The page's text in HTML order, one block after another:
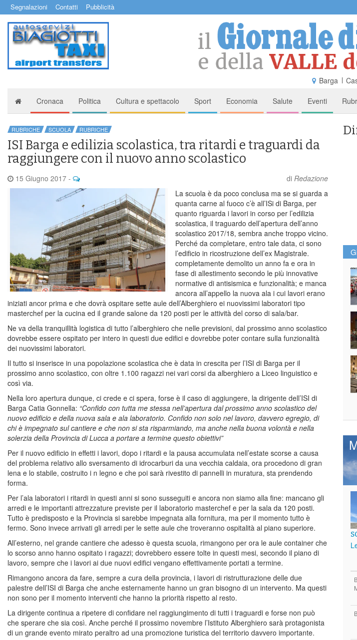
Segnalazioni Contatti Pubblicità
Barga
Cronaca Politica Cultura e spettacolo Sport Economia Salute Eventi
RUBRICHE SCUOLA RUBRICHE
ISI Barga e edilizia scolastica, tra ritardi e traguardi da
raggiungere con il nuovo anno scolastico
15 Giugno 2017 - di Redazione
La scuola è da poco conclusa ma se si guarda a
quanta carne al fuoco c’è all’ISi di Barga, per
quanto riguarda i lavori in corso per l’edilizia
scolastica, il traguardo dell’apertura dell’anno
scolastico 2017/18, sembra anche troppo vicino.
Perché da completare, entro tale data, ci sono
l’edificio in ricostruzione dell’ex Magistrale.
completamente demolito un anno fa e ora in
fase di allestimento secondo le più innovative
normative di antisismica e funzionalità; e manca
ancora all’appello la nuova ala i cui lavori erano
iniziati ancor prima e che dovrà ospitare sette aule dell’Alberghiero ei nuovissimi laboratori tipo
masterchef per la cucina ed il grande salone da 120 posti per le attività del corso di sala/bar.
Ne va della tranquillità logistica di tutto l’alberghiero che nelle previsioni, dal prossimo anno scolastico
dovrebbe essere ospitato per intero in questi due edifici e dovrebbe poter contare sulla funzionalità
dei nuovissimi laboratori.
Il tutto si inserisce in una popolazione scolastica che è data in crescita per l’ISI di Barga per il
prossimo anno scolastico, con oltre 1.100 ragazzi nei vari corsi da alberghiero a Liceo linguistico e
così via.
Nella loro apertura dunque, ci crede e ci spera, forse è il caso di aggiungere, la dirigente dell’ISI di
Barga Catia Gonnella: “Confido con tutta me stessa nell’apertura dal prossimo anno scolastico del
nuovo edificio e della nuova sala e ala laboratorio. Confido non solo nel lavoro, davvero egregio, di
chi è impegnato sul cantiere e che non si sta risparmiando, ma anche nella buona volontà e nella
solerzia della Provincia di Lucca a portare a termine questo obiettivi”
Per il nuovo edificio in effetti i lavori, dopo i ritardi e la pausa accumulata nell’estate scorse a causa
del problema relativo allo sversamento di idrocarburi da una vecchia caldaia, ora procedono di gran
lena e lo stabile, costruito i n legno e che poi sarà rivestito di pannelli in muratura, sta prendendo
forma.
Per l’ala laboratori i ritardi in questi anni si sono susseguiti e ancora non siamo alla fine: mancano gli
arredi e le importanti attrezzature previste per il laboratorio masterchef e per la sala da 120 posti.
Tutto è predisposto e la Provincia si sarebbe impegnata alla fornitura, ma per il momento tutto è
fermo. Sono invece arrivati gli arredi per le sette aule che troveranno ospitalità al piano superiore.
All’esterno, nel grande cantiere che adesso è questa scuola, rimangono per ora le aule container che
lo scorso anno hanno ospitato i ragazzi; dovrebbero essere tolte in questi mesi, secondo il piano di
lavoro, sempre che i lavori ai due nuovi edifici vengano effettivamente portati a termine.
Rimangono ancora da fare, sempre a cura della provincia, i lavori di ristrutturazione delle due
palestre dell’ISI di Barga che anche esternamente hanno un gran bisogno di un intervento. Ma questi
non sono per il momento interventi che hanno la priorità rispetto al resto.
La dirigente continua a ripetere di confidare nel raggiungimento di tutti i traguardi e forse non può
che sperare che sia così. Anche perché il prossimo novembre l’Istituto Alberghiero sarà protagonista
di un grande evento mirato peraltro ad una promozione turistica del territorio davvero importante.